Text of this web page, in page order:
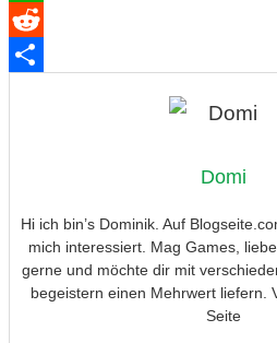
WhatsApp
Reddit
Domi
Hi ich bin’s Dominik. Auf
mich interessiert. Mag Games,
gerne und möchte dir mit
begeistern einen Mehrwert liefern.
Seite